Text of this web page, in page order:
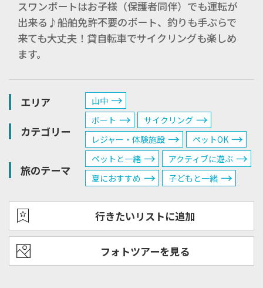
スワンボートはお子様（保護者同伴）でも運転が
出来る♪船舶免許不要のボート、釣りも手ぶらで
来ても大丈夫！貸自転車でサイクリングも楽しめ
ます。
エリア 山中
カテゴリー
ボート
サイクリング
レジャー・体験施設
ペットOK
旅のテーマ
ペットと一緒
アクティブに遊ぶ
夏におすすめ
子どもと一緒
行きたいリストに追加
フォトツアーを見る